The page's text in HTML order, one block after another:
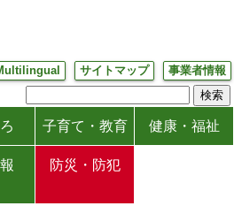
サイトマップ 事業者情報
子育て・教育 健康・福祉
防災・防犯